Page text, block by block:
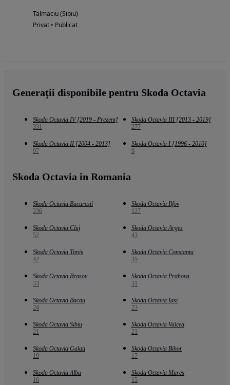
Talmaciu (Sibiu)
Privat • Publicat
Generații disponibile pentru Skoda Octavia
Skoda Octavia IV [2019 - Prezent]
331
Skoda Octavia III [2013 - 2019]
277
Skoda Octavia II [2004 - 2013]
97
Skoda Octavia I [1996 - 2010]
9
Skoda Octavia in Romania
Skoda Octavia Bucuresti
236
Skoda Octavia Ilfov
127
Skoda Octavia Cluj
52
Skoda Octavia Arges
43
Skoda Octavia Timis
42
Skoda Octavia Constanta
35
Skoda Octavia Brasov
33
Skoda Octavia Prahova
31
Skoda Octavia Bacau
24
Skoda Octavia Iasi
23
Skoda Octavia Sibiu
21
Skoda Octavia Valcea
21
Skoda Octavia Galati
19
Skoda Octavia Bihor
17
Skoda Octavia Alba
16
Skoda Octavia Mures
15